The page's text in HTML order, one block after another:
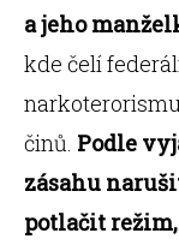
a jeho
kde čelí
činů. Podle
zásahu
potlačit